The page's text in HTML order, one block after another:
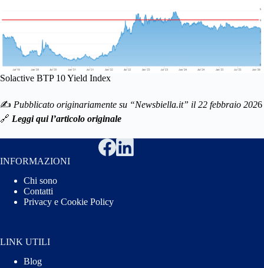
Solactive BTP 10 Yield Index
✍️ Pubblicato originariamente su “Newsbiella.it” il 22 febbraio 2026
🔗 Leggi qui l’articolo originale
INFORMAZIONI
Chi sono
Contatti
Privacy e Cookie Policy
LINK UTILI
Blog